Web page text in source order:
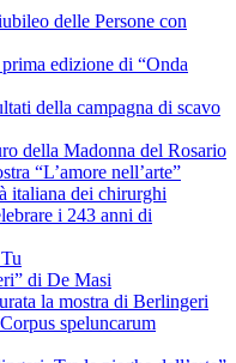
delle Persone con
edizione di “Onda
della campagna di scavo
della Madonna del Rosario
“L’amore nell’arte”
italiana dei chirurghi
i 243 anni di
di De Masi
la mostra di Berlingeri
speluncarum